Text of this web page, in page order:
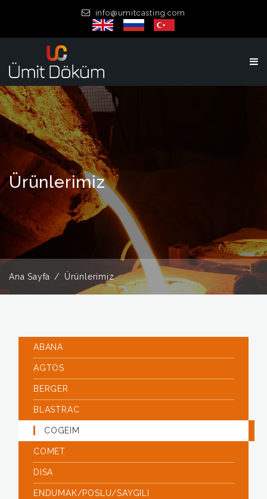
info@umitcasting.com
Ürünlerimiz
Ana Sayfa Ürünlerimiz
ABANA
AGTOS
BERGER
BLASTRAC
COGEIM
COMET
DISA
ENDUMAK/POSLU/SAYGILI